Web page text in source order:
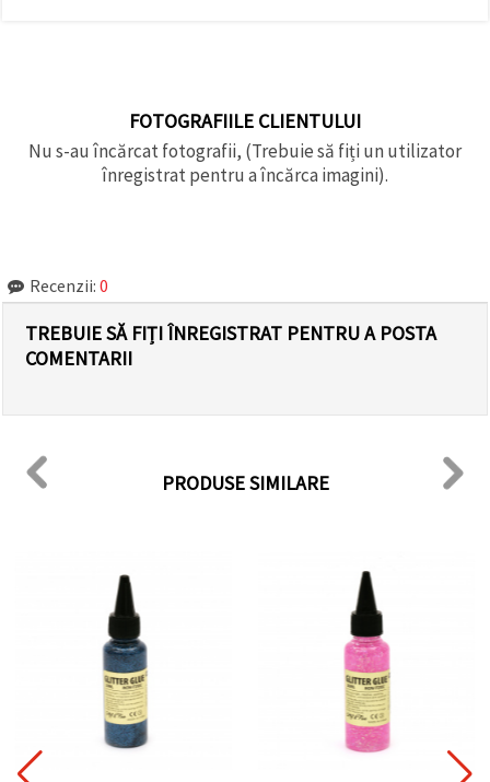
FOTOGRAFIILE CLIENTULUI
Nu s-au încărcat fotografii, (Trebuie să fiți un utilizator
înregistrat pentru a încărca imagini).
Recenzii: 0
TREBUIE SĂ FIȚI ÎNREGISTRAT PENTRU A POSTA
COMENTARII
PRODUSE SIMILARE